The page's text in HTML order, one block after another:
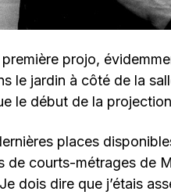
projo,
le jardin à côté de la
le début de la
places
de courts-métrages de
dois dire que j’étais